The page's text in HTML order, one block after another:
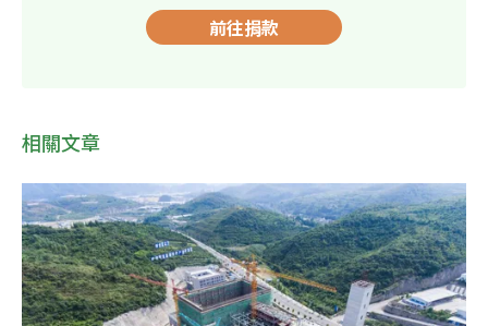
前往捐款
相關文章